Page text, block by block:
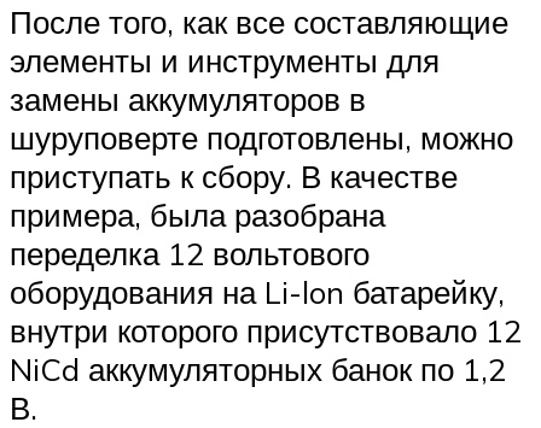
После того, как все составляющие
элементы и инструменты для
замены аккумуляторов в
шуруповерте подготовлены, можно
приступать к сбору. В качестве
примера, была разобрана
переделка 12 вольтового
оборудования на Li-lon батарейку,
внутри которого присутствовало 12
NiCd аккумуляторных банок по 1,2
В.